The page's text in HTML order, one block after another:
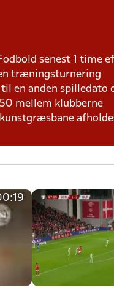
senest 1 time
træningsturnering
en anden
mellem klubberne